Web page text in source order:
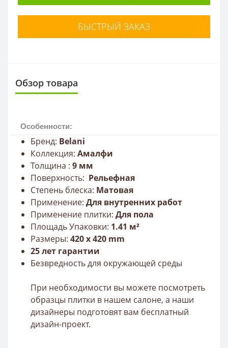
БЫСТРЫЙ ЗАКАЗ
Обзор товара
Особенности:
Бренд: Belani
Коллекция: Амалфи
Толщина : 9 мм
Поверхность: Рельефная
Степень блеска: Матовая
Применение: Для внутренних работ
Применение плитки: Для пола
Площадь Упаковки: 1.41 м²
Размеры: 420х 420 mm
25 лет гарантии
Безвредность для окружающей среды
При необходимости вы можете посмотреть
образцы плитки в нашем салоне, а наши
дизайнеры подготовят вам бесплатный
дизайн-проект.